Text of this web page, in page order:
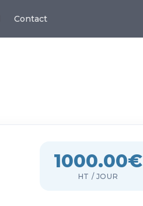
Contact
1000.00€
HT / JOUR